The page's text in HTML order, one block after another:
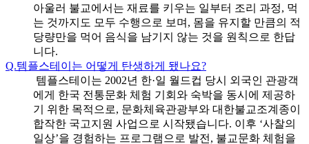
아울러 불교에서는 재료를 키우는 일부터 조리 과정, 먹
는 것까지도 모두 수행으로 보며, 몸을 유지할 만큼의 적
당량만을 먹어 음식을 남기지 않는 것을 원칙으로 한답
니다.
Q.템플스테이는 어떻게 탄생하게 됐나요?
템플스테이는 2002년 한·일 월드컵 당시 외국인 관광객
에게 한국 전통문화 체험 기회와 숙박을 동시에 제공하
기 위한 목적으로, 문화체육관광부와 대한불교조계종이
합작한 국고지원 사업으로 시작됐습니다. 이후 ‘사찰의
일상’을 경험하는 프로그램으로 발전, 불교문화 체험을